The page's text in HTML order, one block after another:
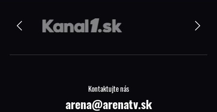
Kontaktujte nás
arena@arenatv.sk